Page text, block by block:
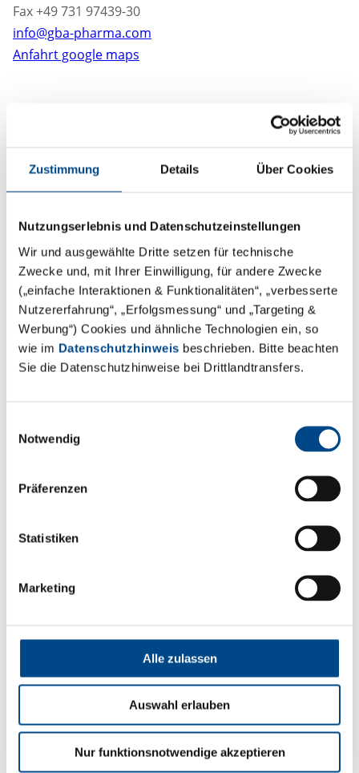
Zustimmung Details Über Cookies
Nutzungserlebnis und Datenschutzeinstellungen
Wir und ausgewählte Dritte setzen für technische
Zwecke und, mit Ihrer Einwilligung, für andere Zwecke
(„einfache Interaktionen & Funktionalitäten“, „verbesserte
Nutzererfahrung“, „Erfolgsmessung“ und „Targeting &
Werbung“) Cookies und ähnliche Technologien ein, so
wie im Datenschutzhinweis beschrieben. Bitte beachten
Sie die Datenschutzhinweise bei Drittlandtransfers.
Notwendig
Präferenzen
Statistiken
Marketing
Alle zulassen
Auswahl erlauben
Nur funktionsnotwendige akzeptieren
Fax +49 731 97439-30
info@gba-pharma.com
Anfahrt google maps
*Pflichtangaben
Mit dem Absenden Ihrer Daten versichern Sie, dass